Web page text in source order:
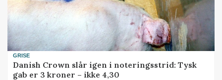
GRISE
Danish Crown slår igen i noteringsstrid: Tysk
gab er 3 kroner – ikke 4,30